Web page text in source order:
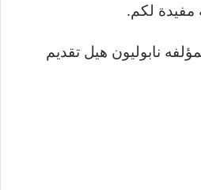
مفيدة لكم.
نابوليون هيل تقديم